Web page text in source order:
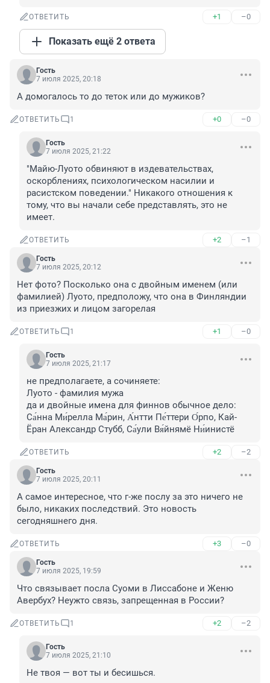
ОТВЕТИТЬ +1 –0
Показать ещё 2 ответа
Гость
7 июля 2025, 20:18
А домогалось то до теток или до мужиков?
ОТВЕТИТЬ 1 +0 –0
Гость
7 июля 2025, 21:22
"Майю-Луото обвиняют в издевательствах,
оскорблениях, психологическом насилии и
расистском поведении." Никакого отношения к
тому, что вы начали себе представлять, это не
имеет.
ОТВЕТИТЬ +2 –1
Гость
7 июля 2025, 20:12
Нет фото? Посколько она с двойным именем (или
фамилией) Луото, предположу, что она в Финляндии
из приезжих и лицом загорелая
ОТВЕТИТЬ 1 +1 –0
Гость
7 июля 2025, 21:17
не предполагаете, а сочиняете:
Луото - фамилия мужа
да и двойные имена для финнов обычное дело:
Са́нна Ми́релла Ма́рин, А́нтти Пе́ттери О́рпо, Кай-
Ёран Александр Стубб, Са́ули Вя́йнямё Ни́инистё
ОТВЕТИТЬ +2 –2
Гость
7 июля 2025, 20:11
А самое интересное, что г-же послу за это ничего не
было, никаких последствий. Это новость
сегодняшнего дня.
ОТВЕТИТЬ +3 –0
Гость
7 июля 2025, 19:59
Что связывает посла Суоми в Лиссабоне и Женю
Авербух? Неужто связь, запрещенная в России?
ОТВЕТИТЬ 1 +2 –2
Гость
7 июля 2025, 21:10
Не твоя — вот ты и бесишься.